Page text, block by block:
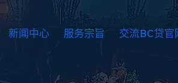
新闻中心 服务宗旨 交流BC贷官